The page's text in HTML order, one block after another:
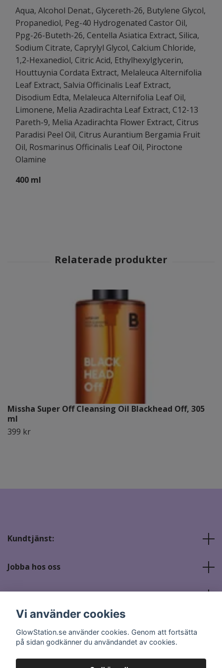
Aqua, Alcohol Denat., Glycereth-26, Butylene Glycol,
Propanediol, Peg-40 Hydrogenated Castor Oil,
Ppg-26-Buteth-26, Centella Asiatica Extract, Silica,
Sodium Citrate, Caprylyl Glycol, Calcium Chloride,
1,2-Hexanediol, Citric Acid, Ethylhexylglycerin,
Houttuynia Cordata Extract, Melaleuca Alternifolia
Leaf Extract, Salvia Officinalis Leaf Extract,
Disodium Edta, Melaleuca Alternifolia Leaf Oil,
Limonene, Melia Azadirachta Leaf Extract, C12-13
Pareth-9, Melia Azadirachta Flower Extract, Citrus
Paradisi Peel Oil, Citrus Aurantium Bergamia Fruit
Oil, Rosmarinus Officinalis Leaf Oil, Piroctone
Olamine
400 ml
Missha Super Off Cleansing Oil Blackhead Off, 305
ml
399 kr
Kundtjänst:
Jobba hos oss
Sociala medier
Vi använder cookies
GlowStation.se använder cookies. Genom att fortsätta
på sidan godkänner du användandet av cookies.